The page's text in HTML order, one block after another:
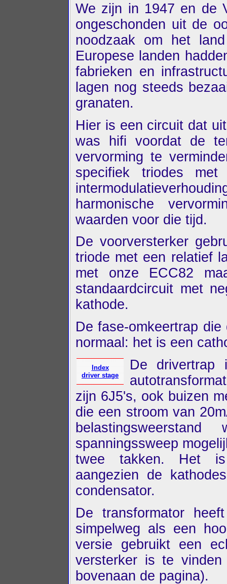
We zijn in 1947 en de
ongeschonden uit de
noodzaak om het
Europese landen
fabrieken en
lagen nog steeds
granaten.
Hier is een circuit dat
was hifi voordat de
vervorming te
specifiek triodes
harmonische
waarden voor die tijd.
De voorversterker
triode met een relatief
met onze ECC82
standaardcircuit met
kathode.
De fase-omkeertrap
normaal: het is een
Index
driver stage
De drivertrap
zijn 6J5's, ook buizen
die een stroom van
spanningssweep
twee takken. Het is
aangezien de
condensator.
De transformator
simpelweg als een
versie gebruikt een
versterker is te
bovenaan de pagina).